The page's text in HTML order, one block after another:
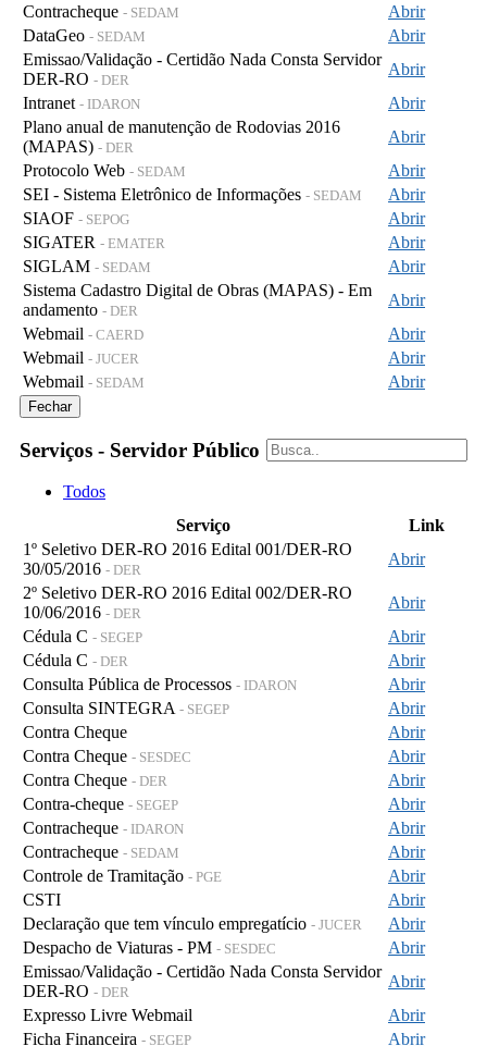
Contracheque - SEDAM
Abrir
DataGeo - SEDAM
Abrir
Emissao/Validação - Certidão Nada Consta Servidor
DER-RO - DER
Abrir
Intranet - IDARON
Abrir
Plano anual de manutenção de Rodovias 2016
(MAPAS) - DER
Abrir
Protocolo Web - SEDAM
Abrir
SEI - Sistema Eletrônico de Informações - SEDAM
Abrir
SIAOF - SEPOG
Abrir
SIGATER - EMATER
Abrir
SIGLAM - SEDAM
Abrir
Sistema Cadastro Digital de Obras (MAPAS) - Em
andamento - DER
Abrir
Webmail - CAERD
Abrir
Webmail - JUCER
Abrir
Webmail - SEDAM Abrir
Fechar
Serviços - Servidor Público
Todos
Serviço
Link
1º Seletivo DER-RO 2016 Edital 001/DER-RO
30/05/2016 - DER
Abrir
2º Seletivo DER-RO 2016 Edital 002/DER-RO
10/06/2016 - DER
Abrir
Cédula C - SEGEP
Abrir
Cédula C - DER
Abrir
Consulta Pública de Processos - IDARON
Abrir
Consulta SINTEGRA - SEGEP
Abrir
Contra Cheque
Abrir
Contra Cheque - SESDEC
Abrir
Contra Cheque - DER
Abrir
Contra-cheque - SEGEP
Abrir
Contracheque - IDARON
Abrir
Contracheque - SEDAM
Abrir
Controle de Tramitação - PGE
Abrir
CSTI
Abrir
Declaração que tem vínculo empregatício - JUCER
Abrir
Despacho de Viaturas - PM - SESDEC
Abrir
Emissao/Validação - Certidão Nada Consta Servidor
DER-RO - DER
Abrir
Expresso Livre Webmail
Abrir
Ficha Financeira - SEGEP
Abrir